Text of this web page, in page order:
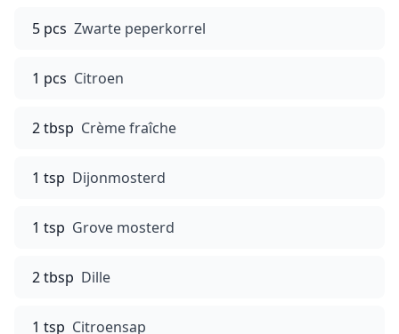
5 pcs Zwarte peperkorrel
1 pcs Citroen
2 tbsp Crème fraîche
1 tsp Dijonmosterd
1 tsp Grove mosterd
2 tbsp Dille
1 tsp Citroensap